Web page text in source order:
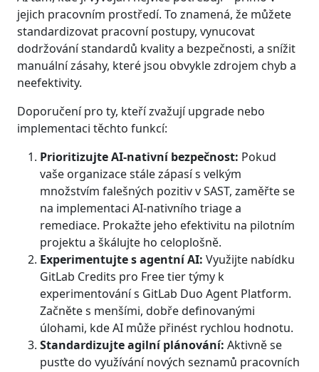
jejich pracovním prostředí. To znamená, že můžete
standardizovat pracovní postupy, vynucovat
dodržování standardů kvality a bezpečnosti, a snížit
manuální zásahy, které jsou obvykle zdrojem chyb a
neefektivity.
Doporučení pro ty, kteří zvažují upgrade nebo
implementaci těchto funkcí:
Prioritizujte AI-nativní bezpečnost: Pokud
vaše organizace stále zápasí s velkým
množstvím falešných pozitiv v SAST, zaměřte se
na implementaci AI-nativního triage a
remediace. Prokažte jeho efektivitu na pilotním
projektu a škálujte ho celoplošně.
Experimentujte s agentní AI: Využijte nabídku
GitLab Credits pro Free tier týmy k
experimentování s GitLab Duo Agent Platform.
Začněte s menšími, dobře definovanými
úlohami, kde AI může přinést rychlou hodnotu.
Standardizujte agilní plánování: Aktivně se
pusťte do využívání nových seznamů pracovních